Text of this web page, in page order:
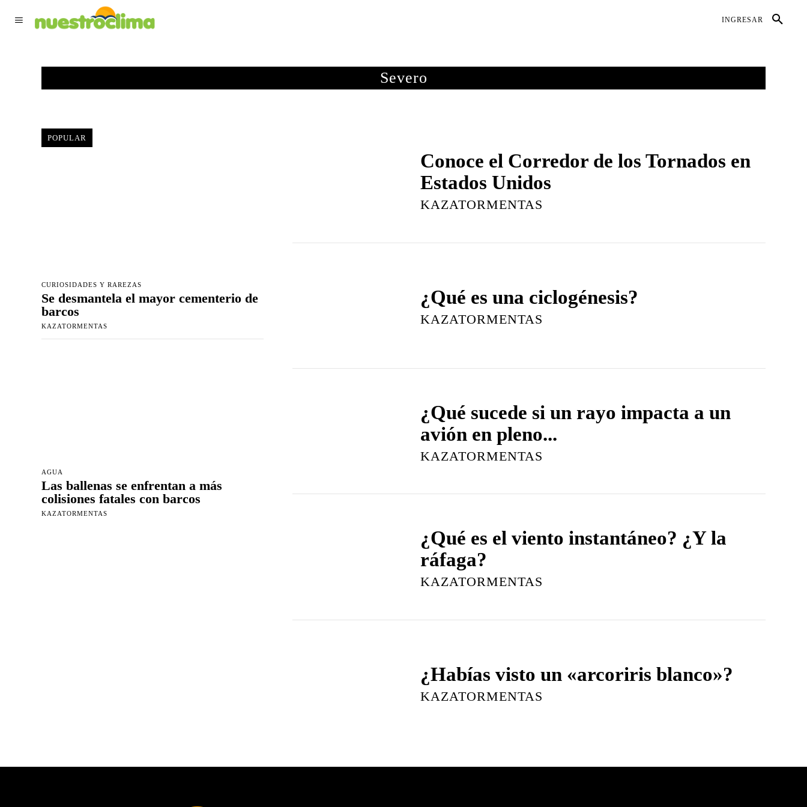
GALERÍASMORE
INGRESAR
Severo
POPULAR
CURIOSIDADES Y RAREZAS
Se desmantela el mayor cementerio de
barcos
KAZATORMENTAS
AGUA
Las ballenas se enfrentan a más
colisiones fatales con barcos
KAZATORMENTAS
Conoce el Corredor de los Tornados en
Estados Unidos
KAZATORMENTAS
¿Qué es una ciclogénesis?
KAZATORMENTAS
¿Qué sucede si un rayo impacta a un
avión en pleno...
KAZATORMENTAS
¿Qué es el viento instantáneo? ¿Y la
ráfaga?
KAZATORMENTAS
¿Habías visto un «arcoriris blanco»?
KAZATORMENTAS